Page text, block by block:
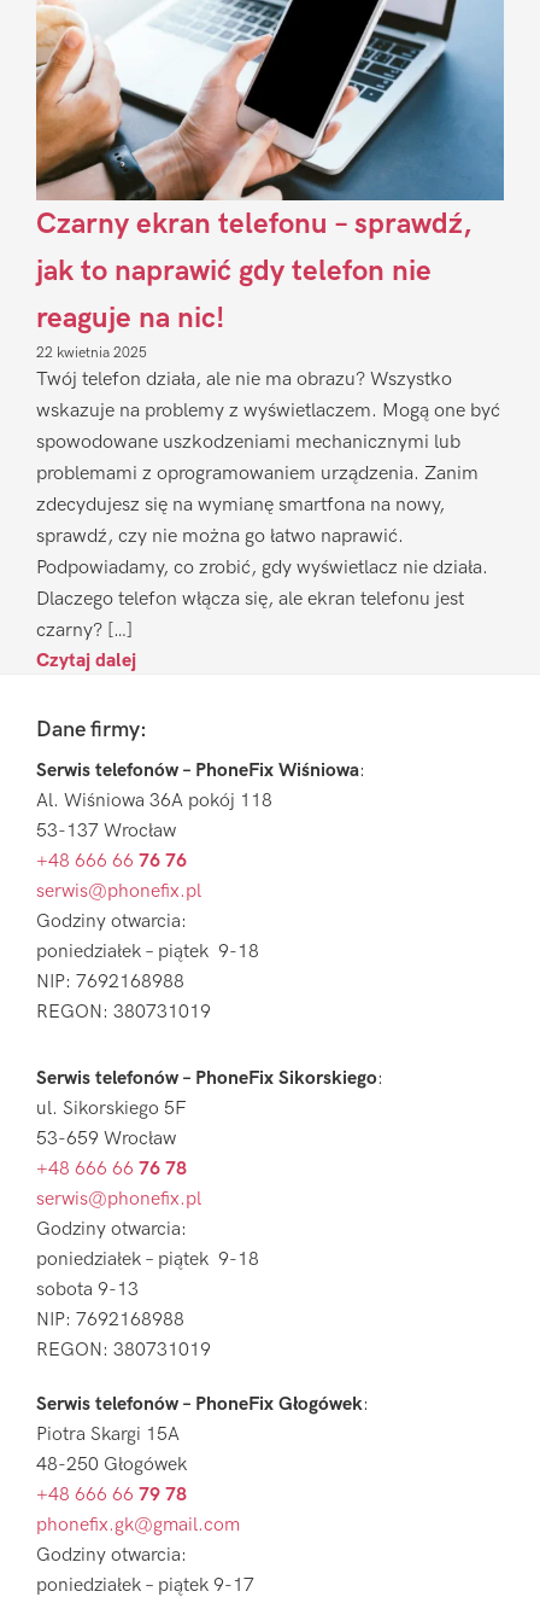
Czarny ekran telefonu – sprawdź,
jak to naprawić gdy telefon nie
reaguje na nic!
22 kwietnia 2025
Twój telefon działa, ale nie ma obrazu? Wszystko
wskazuje na problemy z wyświetlaczem. Mogą one być
spowodowane uszkodzeniami mechanicznymi lub
problemami z oprogramowaniem urządzenia. Zanim
zdecydujesz się na wymianę smartfona na nowy,
sprawdź, czy nie można go łatwo naprawić.
Podpowiadamy, co zrobić, gdy wyświetlacz nie działa.
Dlaczego telefon włącza się, ale ekran telefonu jest
czarny? […]
Czytaj dalej
FooterDane firmy:
Serwis telefonów – PhoneFix Wiśniowa:
Al. Wiśniowa 36A pokój 118
53-137 Wrocław
+48 666 66 76 76
serwis@phonefix.pl
Godziny otwarcia:
poniedziałek – piątek 9-18
NIP: 7692168988
REGON: 380731019
Serwis telefonów – PhoneFix Sikorskiego:
ul. Sikorskiego 5F
53-659 Wrocław
+48 666 66 76 78
serwis@phonefix.pl
Godziny otwarcia:
poniedziałek – piątek 9-18
sobota 9-13
NIP: 7692168988
REGON: 380731019
Serwis telefonów – PhoneFix Głogówek:
Piotra Skargi 15A
48-250 Głogówek
+48 666 66 79 78
phonefix.gk@gmail.com
Godziny otwarcia:
poniedziałek – piątek 9-17